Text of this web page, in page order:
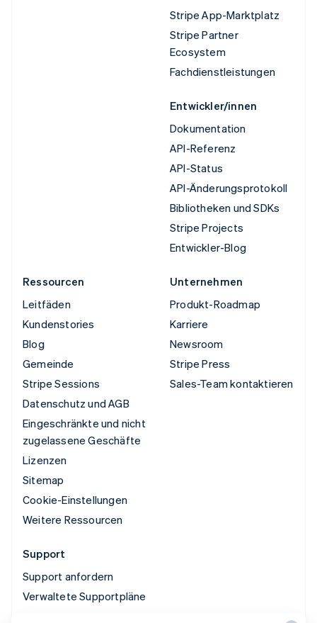
Stripe App-Marktplatz
Stripe Partner
Ecosystem
Fachdienstleistungen
Entwickler/innen
Dokumentation
API-Referenz
API-Status
API-Änderungsprotokoll
Bibliotheken und SDKs
Stripe Projects
Entwickler-Blog
Ressourcen
Leitfäden
Kundenstories
Blog
Gemeinde
Stripe Sessions
Datenschutz und AGB
Eingeschränkte und nicht
zugelassene Geschäfte
Lizenzen
Sitemap
Cookie-Einstellungen
Weitere Ressourcen
Unternehmen
Produkt-Roadmap
Karriere
Newsroom
Stripe Press
Sales-Team kontaktieren
Support
Support anfordern
Verwaltete Supportpläne